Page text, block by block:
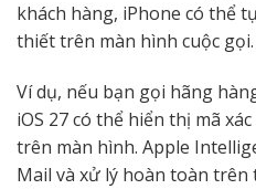
khách hàng, iPhone có thể
thiết trên màn hình cuộc gọi.
Ví dụ, nếu bạn gọi hãng
iOS 27 có thể hiển thị mã
trên màn hình. Apple
Mail và xử lý hoàn toàn trên